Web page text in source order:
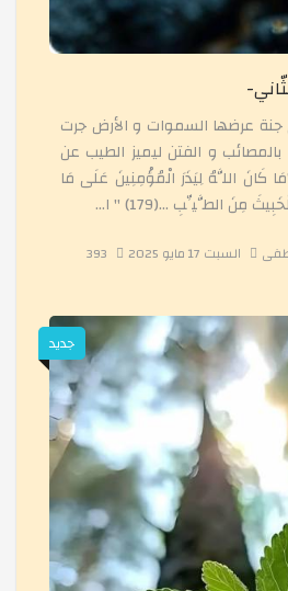
تسيير قلق الامتحان ومنهجية التّعامل مع
لتلاميذ شهادة التعليم المتوسط
سينيماتيك
عنوان " نفس أخضر لبيئة أفضل "
جنة عرضها السموات و الأرض جرت
و الفتن ليميز الطيب عن
كَانَ اللَّهُ لِيَذَرَ الْمُؤْمِنِينَ عَلَى مَا
مِنَ الطَّيِّبِ ...(179) " ا...
السبت 17 مايو 2025
جديد